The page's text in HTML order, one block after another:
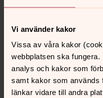
Vi använder kakor
Vissa av våra kakor
webbplatsen ska
analys och kakor som
samt kakor som används
länkar vidare till andra
ledde till flera möten på
diskutarade säkerheten i
Den andre arbetaren
Lindén och efterlämnade